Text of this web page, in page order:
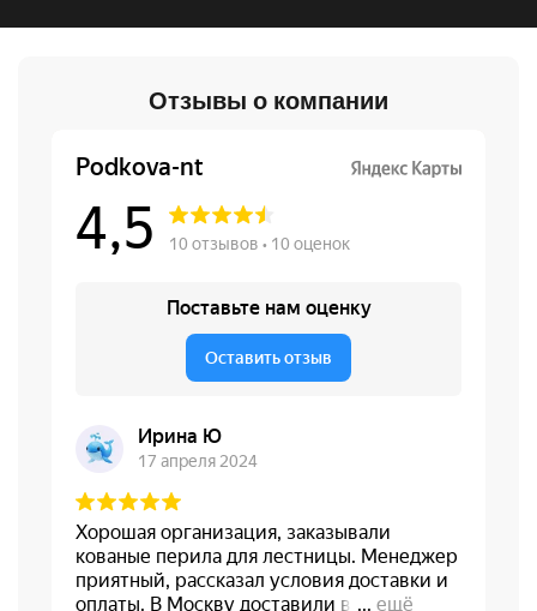
Отзывы о компании